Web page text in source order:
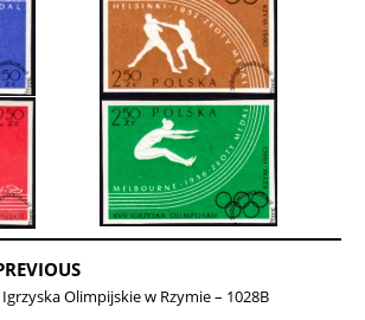
Olimpijskie w Rzymie – 1028B